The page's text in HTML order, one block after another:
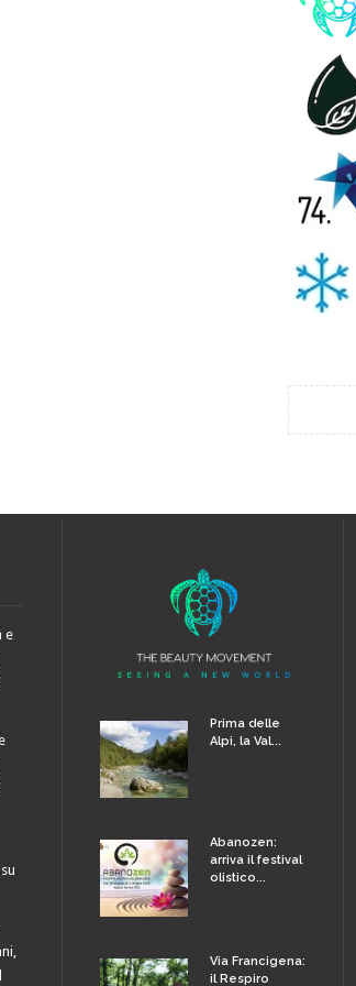
e
Prima delle
Alpi, la Val...
Abanozen:
arriva il festival
olistico...
Via Francigena:
il Respiro